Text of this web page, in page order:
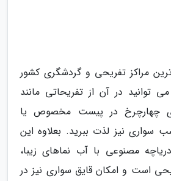
مراکز تفریحی و گردشگری کشور
توانید در آن از تفریحاتی مانند
چهارچرخ در پیست مخصوص یا
سواری نیز لذت ببرید. بعلاوه این
مصنوعی با آب نماهای زیبا،
تفریحی است و امکان قایق سواری نیز در